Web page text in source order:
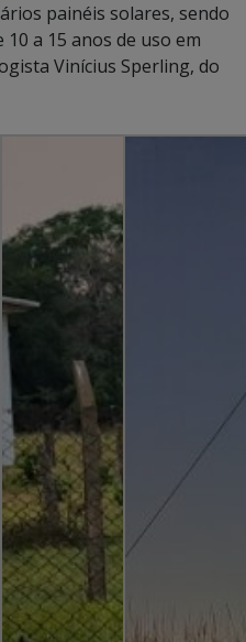
painéis solares, sendo
a 15 anos de uso em
Vinícius Sperling, do